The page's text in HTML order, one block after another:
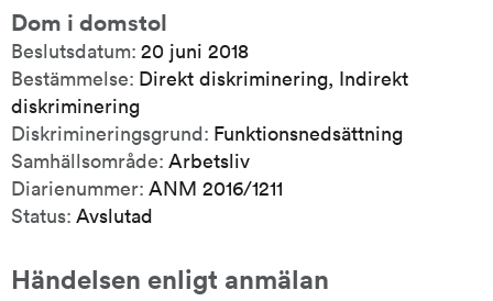
Dom i domstol
Beslutsdatum: 20 juni 2018
Bestämmelse: Direkt diskriminering, Indirekt
diskriminering
Diskrimineringsgrund: Funktionsnedsättning
Samhällsområde: Arbetsliv
Diarienummer: ANM 2016/1211
Status: Avslutad
Händelsen enligt anmälan